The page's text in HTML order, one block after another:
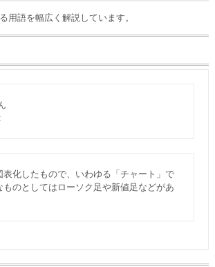
用語を幅広く解説しています。
表化したもので、いわゆる「チャート」で
ものとしてはローソク足や新値足などがあ